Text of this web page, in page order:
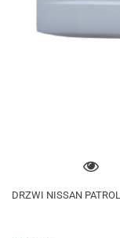
DRZWI NISSAN PATROL